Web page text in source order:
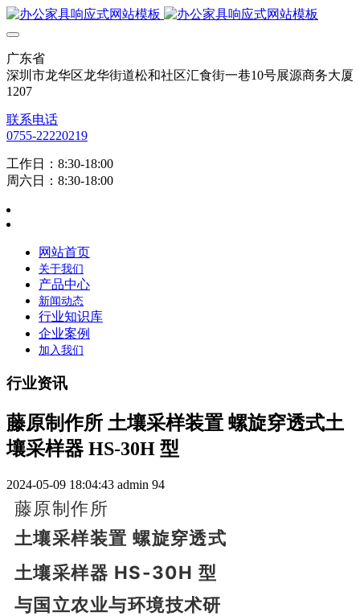
广东省
深圳市龙华区龙华街道松和社区汇食街一巷10号展源商务大厦
1207
联系电话
0755-22220219
工作日：8:30-18:00
周六日：8:30-18:00
网站首页
关于我们
产品中心
新闻动态
行业知识库
企业案例
加入我们
行业资讯
藤原制作所 土壤采样装置 螺旋穿透式土
壤采样器 HS-30H 型
2024-05-09 18:04:43 admin 94
藤原制作所
土壤采样装置 螺旋穿透式
土壤采样器 HS-30H 型
与国立农业与环境技术研